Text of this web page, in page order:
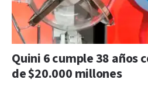
Quini 6 cumple 38 años
de $20.000 millones